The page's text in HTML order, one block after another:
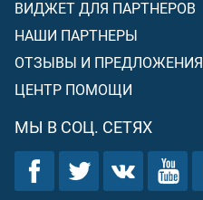
ВИДЖЕТ ДЛЯ ПАРТНЕРОВ
НАШИ ПАРТНЕРЫ
ОТЗЫВЫ И ПРЕДЛОЖЕНИЯ
ЦЕНТР ПОМОЩИ
МЫ В СОЦ. СЕТЯХ